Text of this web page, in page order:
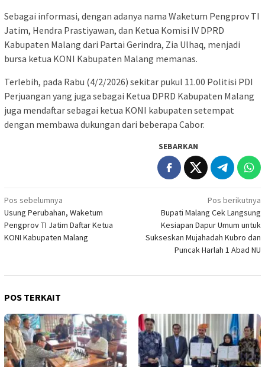
Sebagai informasi, dengan adanya nama Waketum Pengprov TI
Jatim, Hendra Prastiyawan, dan Ketua Komisi IV DPRD
Kabupaten Malang dari Partai Gerindra, Zia Ulhaq, menjadi
bursa ketua KONI Kabupaten Malang memanas.
Terlebih, pada Rabu (4/2/2026) sekitar pukul 11.00 Politisi PDI
Perjuangan yang juga sebagai Ketua DPRD Kabupaten Malang
juga mendaftar sebagai ketua KONI kabupaten setempat
dengan membawa dukungan dari beberapa Cabor.
SEBARKAN
Navigasi
pos
Pos sebelumnya
Usung Perubahan, Waketum
Pengprov TI Jatim Daftar Ketua
KONI Kabupaten Malang
Pos berikutnya
Bupati Malang Cek Langsung
Kesiapan Dapur Umum untuk
Sukseskan Mujahadah Kubro dan
Puncak Harlah 1 Abad NU
POS TERKAIT